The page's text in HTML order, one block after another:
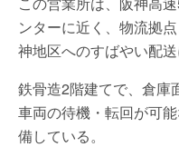
ンターに近く、物流拠
神地区へのすばやい配送
鉄骨造2階建てで、倉庫
車両の待機・転回が可
備している。